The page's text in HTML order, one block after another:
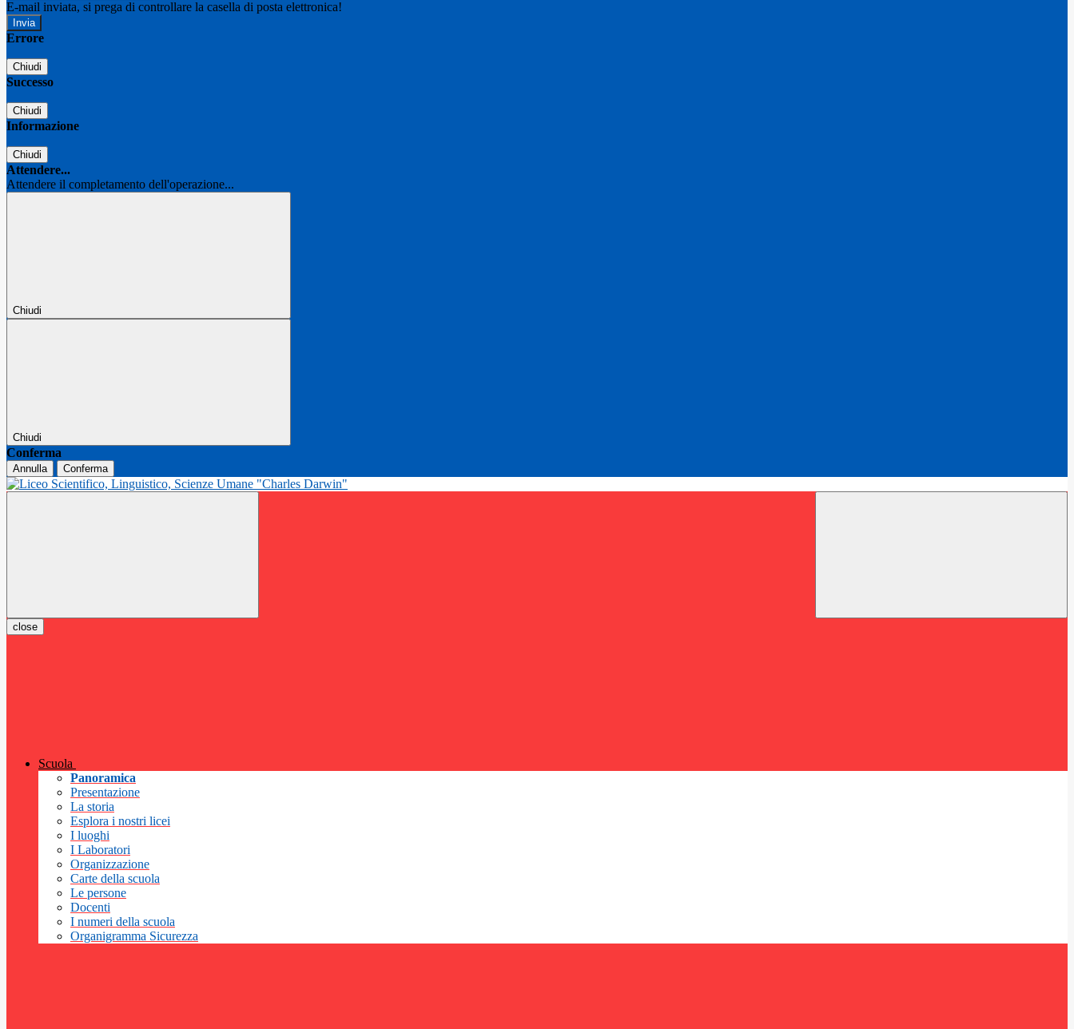
E-mail inviata, si prega di controllare la casella di posta elettronica!
Errore
Chiudi
Successo
Chiudi
Informazione
Chiudi
Attendere...
Attendere il completamento dell'operazione...
Chiudi
Chiudi
Conferma
Annulla Conferma
close
Scuola
Panoramica
Presentazione
La storia
Esplora i nostri licei
I luoghi
I Laboratori
Organizzazione
Carte della scuola
Le persone
Docenti
I numeri della scuola
Organigramma Sicurezza